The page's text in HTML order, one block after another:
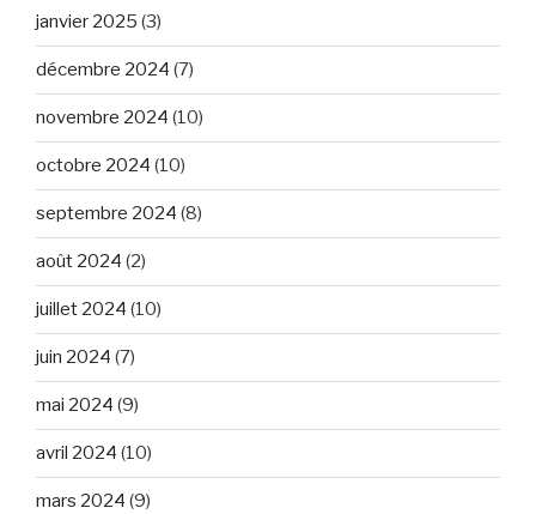
janvier 2025 (3)
décembre 2024 (7)
novembre 2024 (10)
octobre 2024 (10)
septembre 2024 (8)
août 2024 (2)
juillet 2024 (10)
juin 2024 (7)
mai 2024 (9)
avril 2024 (10)
mars 2024 (9)